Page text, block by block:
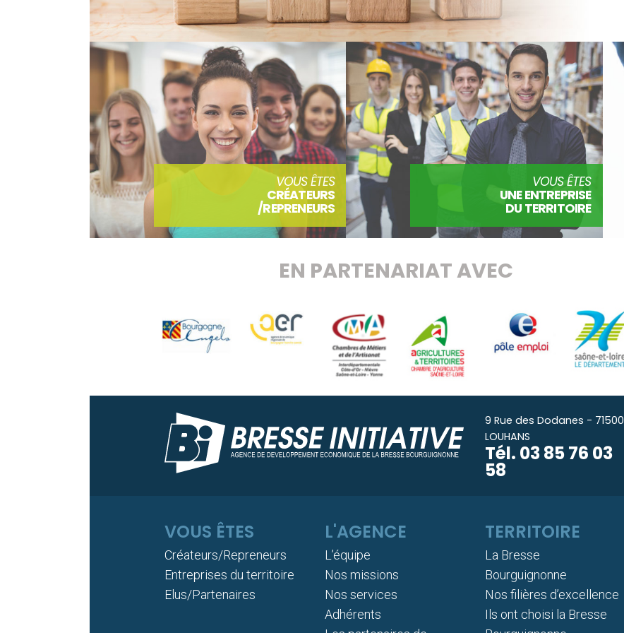
VOUS ÊTES
CRÉATEURS
/REPRENEURS
VOUS ÊTES
UNE ENTREPRISE
DU TERRITOIRE
EN PARTENARIAT AVEC
9 Rue des Dodanes - 71500
LOUHANS
Tél. 03 85 76 03
58
VOUS ÊTES
Créateurs/Repreneurs
Entreprises du territoire
Elus/Partenaires
L'AGENCE
L’équipe
Nos missions
Nos services
Adhérents
TERRITOIRE
La Bresse
Bourguignonne
Nos filières d’excellence
Ils ont choisi la Bresse